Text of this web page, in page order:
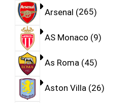
Arsenal 265
AS Monaco 9
As Roma 45
Aston Villa 26